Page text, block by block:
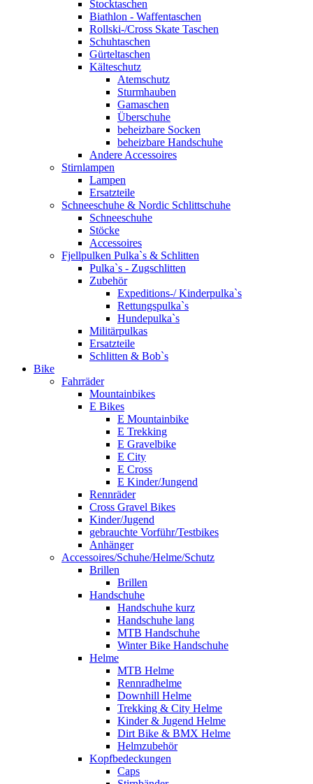
Stocktaschen
Biathlon - Waffentaschen
Rollski-/Cross Skate Taschen
Schuhtaschen
Gürteltaschen
Kälteschutz
Atemschutz
Sturmhauben
Gamaschen
Überschuhe
beheizbare Socken
beheizbare Handschuhe
Andere Accessoires
Stirnlampen
Lampen
Ersatzteile
Schneeschuhe & Nordic Schlittschuhe
Schneeschuhe
Stöcke
Accessoires
Fjellpulken Pulka`s & Schlitten
Pulka`s - Zugschlitten
Zubehör
Expeditions-/ Kinderpulka`s
Rettungspulka`s
Hundepulka`s
Militärpulkas
Ersatzteile
Schlitten & Bob`s
Bike
Fahrräder
Mountainbikes
E Bikes
E Mountainbike
E Trekking
E Gravelbike
E City
E Cross
E Kinder/Jungend
Rennräder
Cross Gravel Bikes
Kinder/Jugend
gebrauchte Vorführ/Testbikes
Anhänger
Accessoires/Schuhe/Helme/Schutz
Brillen
Brillen
Handschuhe
Handschuhe kurz
Handschuhe lang
MTB Handschuhe
Winter Bike Handschuhe
Helme
MTB Helme
Rennradhelme
Downhill Helme
Trekking & City Helme
Kinder & Jugend Helme
Dirt Bike & BMX Helme
Helmzubehör
Kopfbedeckungen
Caps